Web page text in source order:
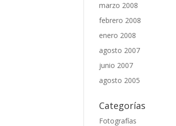
marzo 2008
febrero 2008
enero 2008
agosto 2007
junio 2007
agosto 2005
Categorías
Fotografías